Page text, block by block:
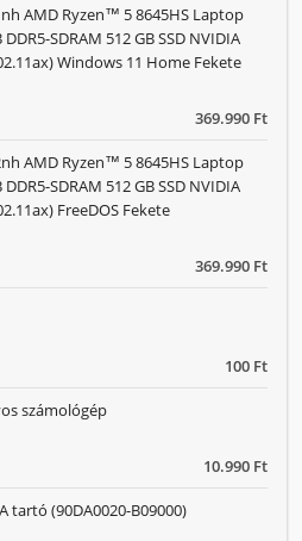
369.990 Ft
AMD Ryzen™ 5 8645HS Laptop
SDRAM 512 GB SSD NVIDIA
Windows 11 Home Fekete
369.990 Ft
AMD Ryzen™ 5 8645HS Laptop
SDRAM 512 GB SSD NVIDIA
FreeDOS Fekete
100 Ft
10.990 Ft
számológép
tartó (90DA0020-B09000)